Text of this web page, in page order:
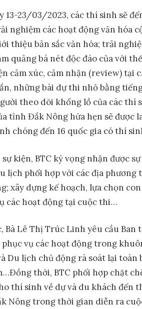
13-23/03/2023, các thí sinh sẽ
nghiệm các hoạt động văn hóa
thiệu bản sắc văn hóa; trải
quảng bá nét độc đáo của với
cảm xúc, cảm nhận (review) tại
những bài dự thi nhỏ bằng
theo dõi khổng lồ của các thí
tỉnh Đắk Nông hứa hẹn sẽ được
chóng đến 16 quốc gia có thí
kiện, BTC kỳ vọng nhận được
lịch phối hợp với các địa phương
xây dựng kế hoạch, lựa chọn
các hoạt động tại cuộc thi…
Bà Lê Thị Trúc Linh yêu cầu Ban
vụ các hoạt động trong
Du lịch chủ động rà soát lại toàn
thời, BTC phối hợp chặt
thí sinh về dự và du khách đến
Nông trong thời gian diễn ra